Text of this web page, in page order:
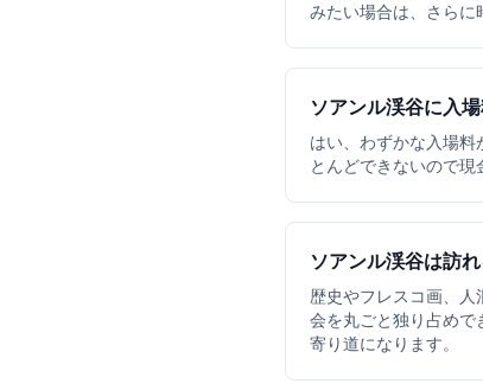
みたい場合は、さらに
ソアンル渓谷に入
はい、わずかな入場
とんどできないので現
ソアンル渓谷は訪
歴史やフレスコ画、
会を丸ごと独り占めで
寄り道になります。